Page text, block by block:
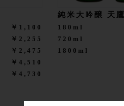
￥1,100
￥2,255
￥2,475
￥4,510
￥4,730
純米大吟醸 天
180ml
720ml
1800ml